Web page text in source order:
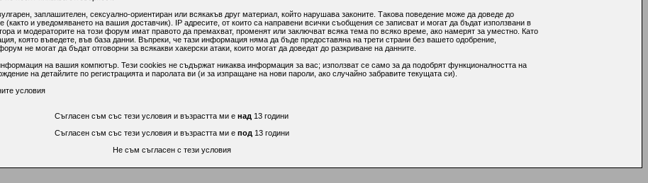
заплашителен, сексуално-ориентиран или всякакъв друг материал, който нарушава законите. Такова поведение може да доведе до
и уведомяването на вашия доставчик). IP адресите, от които са направени всички съобщения се записват и могат да бъдат използвани в
и модераторите на този форум имат правото да премахват, променят или заключват всяка тема по всяко време, ако намерят за уместно. Като
която въведете, във база данни. Въпреки, че тази информация няма да бъде предоставяна на трети страни без вашето одобрение,
не могат да бъдат отговорни за всякакви хакерски атаки, които могат да доведат до разкриване на данните.
на вашия компютър. Тези cookies не съдържат никаква информация за вас; използват се само за да подобрят функционалността на
на детайлите по регистрацията и паролата ви (и за изпращане на нови пароли, ако случайно забравите текущата си).
условия
Съгласен съм със тези условия и възрастта ми е над 13 години
Съгласен съм със тези условия и възрастта ми е под 13 години
Не съм съгласен с тези условия